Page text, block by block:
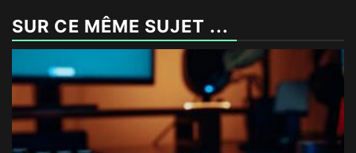
SUR CE MÊME SUJET ...